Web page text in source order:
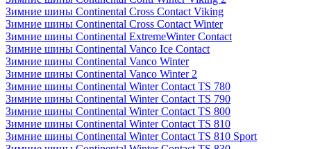
Зимние шины Continental Cross Contact Viking
Зимние шины Continental Cross Contact Winter
Зимние шины Continental ExtremeWinter Contact
Зимние шины Continental Vanco Ice Contact
Зимние шины Continental Vanco Winter
Зимние шины Continental Vanco Winter 2
Зимние шины Continental Winter Contact TS 780
Зимние шины Continental Winter Contact TS 790
Зимние шины Continental Winter Contact TS 800
Зимние шины Continental Winter Contact TS 810
Зимние шины Continental Winter Contact TS 810 Sport